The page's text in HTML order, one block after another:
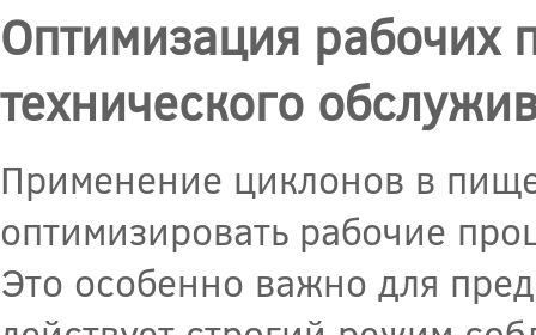
Оптимизация рабочих
технического
Применение циклонов в
оптимизировать рабочие
Это особенно важно для